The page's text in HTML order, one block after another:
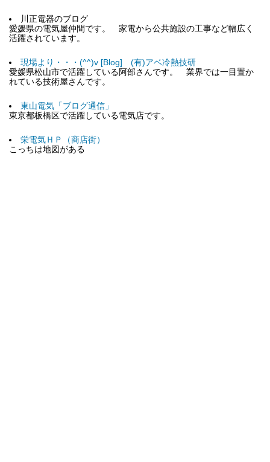
川正電器のブログ
愛媛県の電気屋仲間です。 家電から公共施設の工事など幅広く
活躍されています。
現場より・・・(^^)v [Blog] (有)アベ冷熱技研
愛媛県松山市で活躍している阿部さんです。 業界では一目置か
れている技術屋さんです。
東山電気「ブログ通信」
東京都板橋区で活躍している電気店です。
栄電気ＨＰ（商店街）
こっちは地図がある